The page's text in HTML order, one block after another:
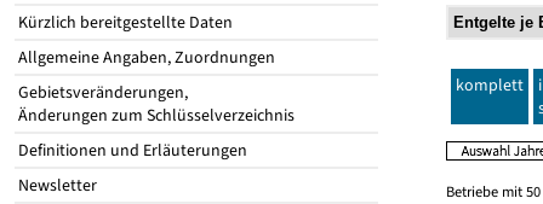
Kürzlich bereitgestellte Daten
Allgemeine Angaben, Zuordnungen
Gebietsveränderungen,
Änderungen zum Schlüsselverzeichnis
Definitionen und Erläuterungen
Newsletter
komplett
Betriebe mit